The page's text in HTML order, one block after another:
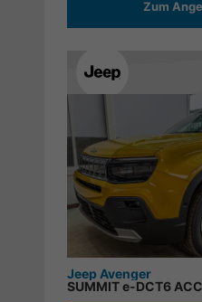
Zum
Jeep Avenger